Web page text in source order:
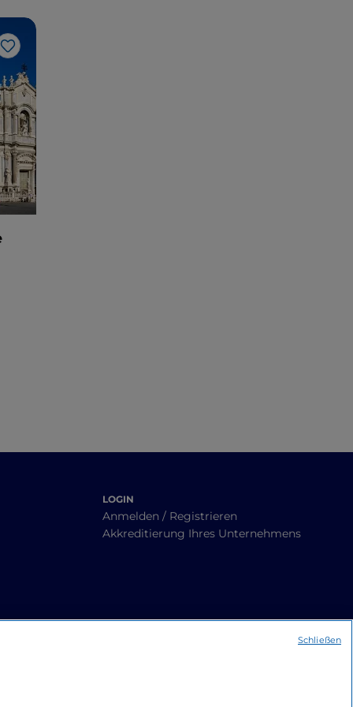
Like
LOGIN
Anmelden / Registrieren
Akkreditierung Ihres Unternehmens
Schließen